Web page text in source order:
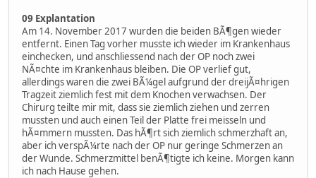
09 Explantation
Am 14. November 2017 wurden die beiden BÃ¶gen wieder
entfernt. Einen Tag vorher musste ich wieder im Krankenhaus
einchecken, und anschliessend nach der OP noch zwei
NÃ¤chte im Krankenhaus bleiben. Die OP verlief gut,
allerdings waren die zwei BÃ¼gel aufgrund der dreijÃ¤hrigen
Tragzeit ziemlich fest mit dem Knochen verwachsen. Der
Chirurg teilte mir mit, dass sie ziemlich ziehen und zerren
mussten und auch einen Teil der Platte frei meisseln und
hÃ¤mmern mussten. Das hÃ¶rt sich ziemlich schmerzhaft an,
aber ich verspÃ¼rte nach der OP nur geringe Schmerzen an
der Wunde. Schmerzmittel benÃ¶tigte ich keine. Morgen kann
ich nach Hause gehen.